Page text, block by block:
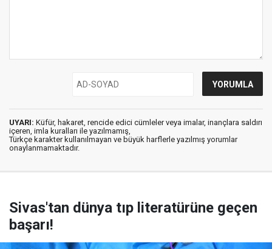
UYARI: Küfür, hakaret, rencide edici cümleler veya imalar, inançlara saldırı
içeren, imla kuralları ile yazılmamış,
Türkçe karakter kullanılmayan ve büyük harflerle yazılmış yorumlar
onaylanmamaktadır.
Sivas'tan dünya tıp literatürüne geçen
başarı!